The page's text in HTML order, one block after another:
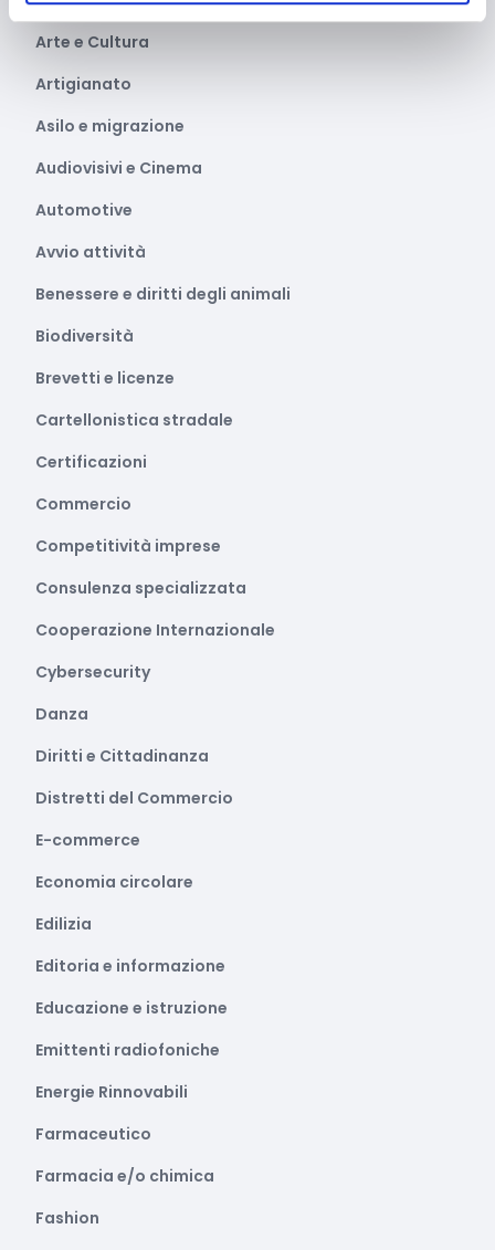
Arte e Cultura
Artigianato
Asilo e migrazione
Audiovisivi e Cinema
Automotive
Avvio attività
Benessere e diritti degli animali
Biodiversità
Brevetti e licenze
Cartellonistica stradale
Certificazioni
Commercio
Competitività imprese
Consulenza specializzata
Cooperazione Internazionale
Cybersecurity
Danza
Diritti e Cittadinanza
Distretti del Commercio
E-commerce
Economia circolare
Edilizia
Editoria e informazione
Educazione e istruzione
Emittenti radiofoniche
Energie Rinnovabili
Farmaceutico
Farmacia e/o chimica
Fashion